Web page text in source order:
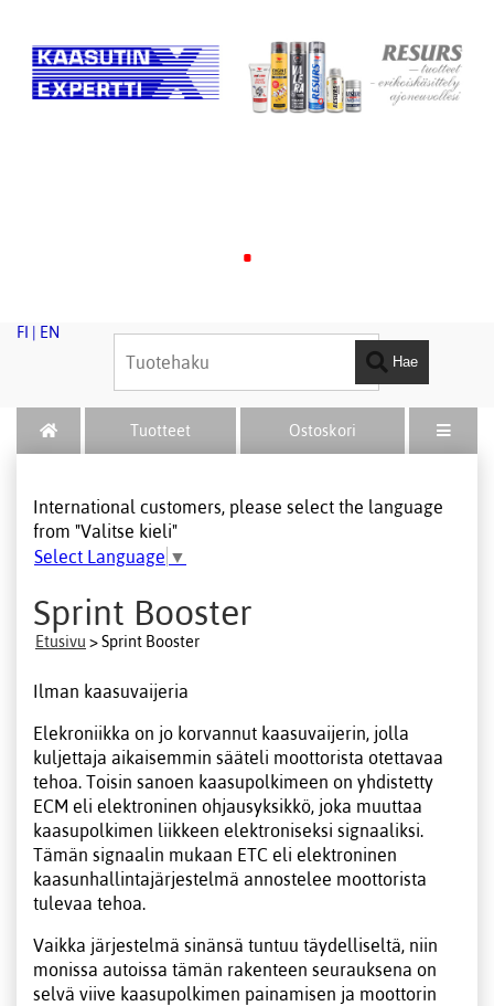
.
FI EN
Hae
Tuotteet Ostoskori
International customers, please select the language
from "Valitse kieli"
Select Language ▼
Sprint Booster
Etusivu > Sprint Booster
Ilman kaasuvaijeria
Elekroniikka on jo korvannut kaasuvaijerin, jolla
kuljettaja aikaisemmin sääteli moottorista otettavaa
tehoa. Toisin sanoen kaasupolkimeen on yhdistetty
ECM eli elektroninen ohjausyksikkö, joka muuttaa
kaasupolkimen liikkeen elektroniseksi signaaliksi.
Tämän signaalin mukaan ETC eli elektroninen
kaasunhallintajärjestelmä annostelee moottorista
tulevaa tehoa.
Vaikka järjestelmä sinänsä tuntuu täydelliseltä, niin
monissa autoissa tämän rakenteen seurauksena on
selvä viive kaasupolkimen painamisen ja moottorin